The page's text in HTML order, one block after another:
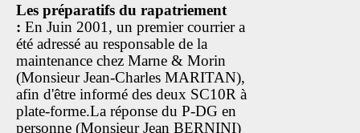
Les préparatifs du rapatriement
: En Juin 2001, un premier courrier a
été adressé au responsable de la
maintenance chez Marne & Morin
(Monsieur Jean-Charles MARITAN),
afin d'être informé des deux SC10R à
plate-forme.La réponse du P-DG en
personne (Monsieur Jean BERNINI)